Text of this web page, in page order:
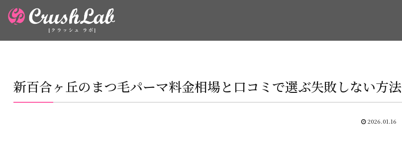
新百合ヶ丘のまつ毛パーマ料金相場と口コミで選ぶ失敗しない方法
2026.01.16